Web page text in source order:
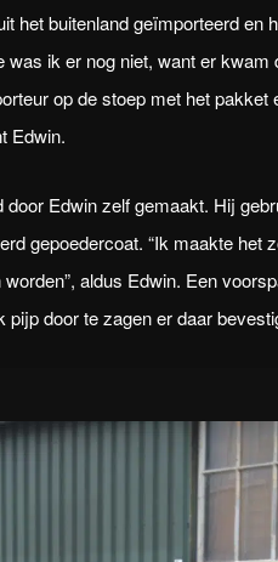
het buitenland geïmporteerd
ik er nog niet, want er
op de stoep met het
Edwin.
Edwin zelf gemaakt. Hij
gepoedercoat. “Ik maakte
aldus Edwin. Een
door te zagen er daar